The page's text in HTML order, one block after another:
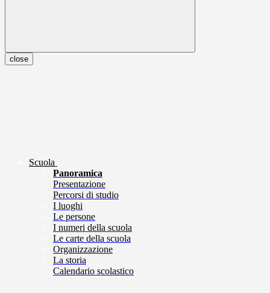
close
Scuola
Panoramica
Presentazione
Percorsi di studio
I luoghi
Le persone
I numeri della scuola
Le carte della scuola
Organizzazione
La storia
Calendario scolastico